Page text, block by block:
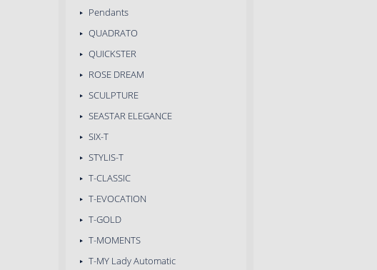
Pendants
QUADRATO
QUICKSTER
ROSE DREAM
SCULPTURE
SEASTAR ELEGANCE
SIX-T
STYLIS-T
T-CLASSIC
T-EVOCATION
T-GOLD
T-MOMENTS
T-MY Lady Automatic